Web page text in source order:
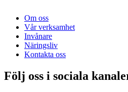
Om oss
Vår verksamhet
Invånare
Näringsliv
Kontakta oss
Följ oss i sociala